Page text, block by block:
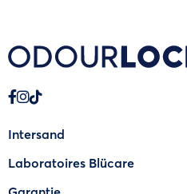
Intersand
Laboratoires Blücare